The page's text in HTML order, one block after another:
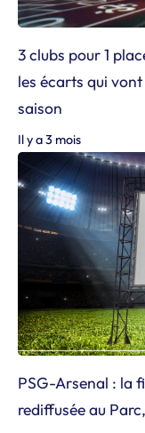
3 clubs pour 1
les écarts qui
saison
Il y a 3 mois
PSG-Arsenal : la
rediffusée au